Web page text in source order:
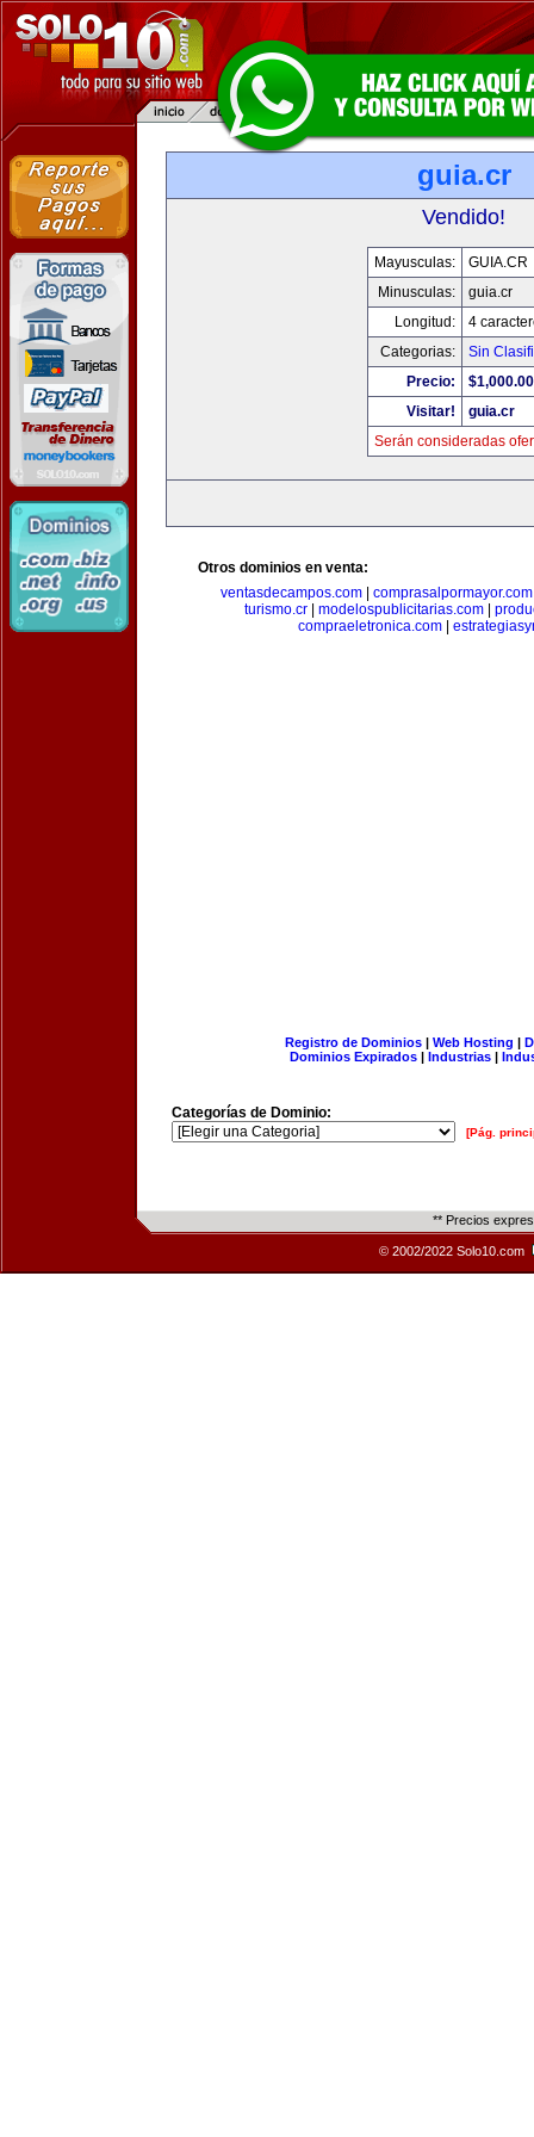
guia.cr
Vendido!
Mayusculas:
GUIA.CR
Minusculas:
guia.cr
Longitud:
4
Categorias:
Sin
Precio:
$1,000.00
Visitar!
guia.cr
Serán consideradas
Otros dominios en venta:
ventasdecampos.com| comprasalpormayor.com
turismo.cr
modelospublicitarias.com
compraeletronica.com
Registro de Dominios| Web Hosting |
Dominios Expirados | Industrias |
Categorías de Dominio:
[Pág.
** Precios
© 2002/2022 Solo10.com